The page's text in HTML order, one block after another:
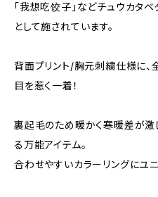
「我想吃饺子」などチュウカタ
として施されています。
背面プリント/胸元刺繍仕様に
目を惹く一着！
裏起毛のため暖かく寒暖差が
る万能アイテム。
合わせやすいカラーリングにユ